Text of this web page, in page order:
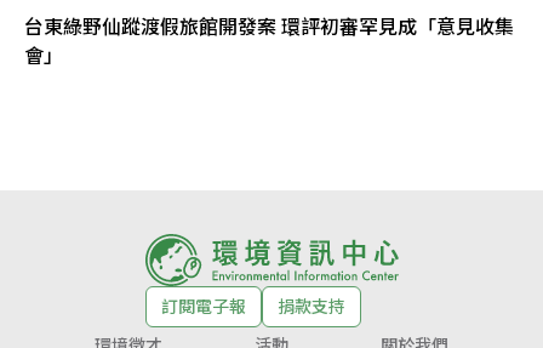
台東綠野仙蹤渡假旅館開發案 環評初審罕見成「意見收集
會」
訂閱電子報
捐款支持